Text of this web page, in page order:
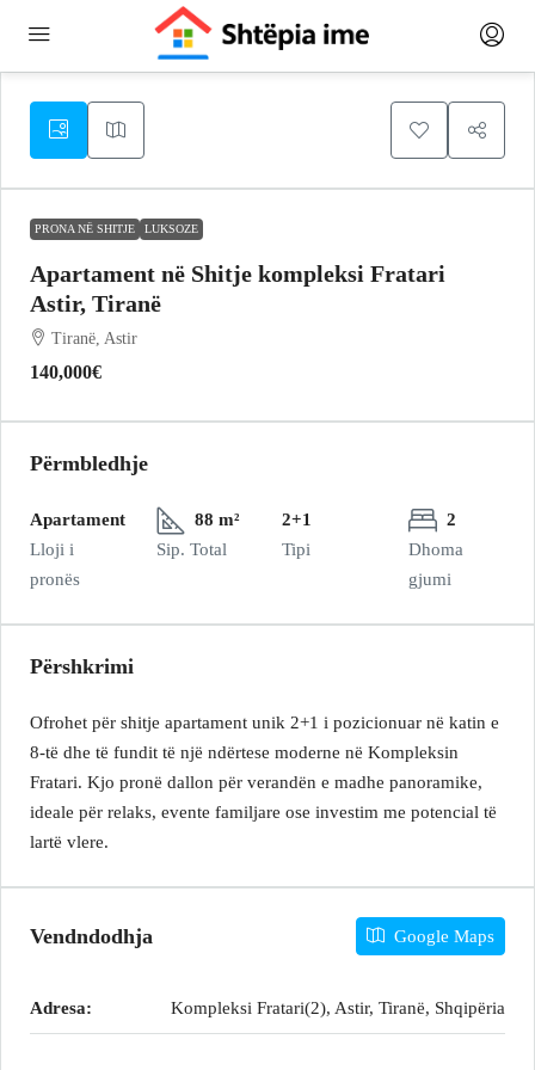
PRONA NË SHITJE LUKSOZE
Apartament në Shitje kompleksi Fratari
Astir, Tiranë
Tiranë, Astir
140,000€
Përmbledhje
Apartament
Lloji i
pronës
88 m²
Sip. Total
2+1
Tipi
2
Dhoma
gjumi
Përshkrimi
Ofrohet për shitje apartament unik 2+1 i pozicionuar në katin e
8-të dhe të fundit të një ndërtese moderne në Kompleksin
Fratari. Kjo pronë dallon për verandën e madhe panoramike,
ideale për relaks, evente familjare ose investim me potencial të
lartë vlere.
Vendndodhja Google Maps
Adresa: Kompleksi Fratari(2), Astir, Tiranë, Shqipëria